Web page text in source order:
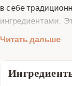
в себе
ингредиентами.
удивлять гостей
овощи: свекла,
Читать дальше